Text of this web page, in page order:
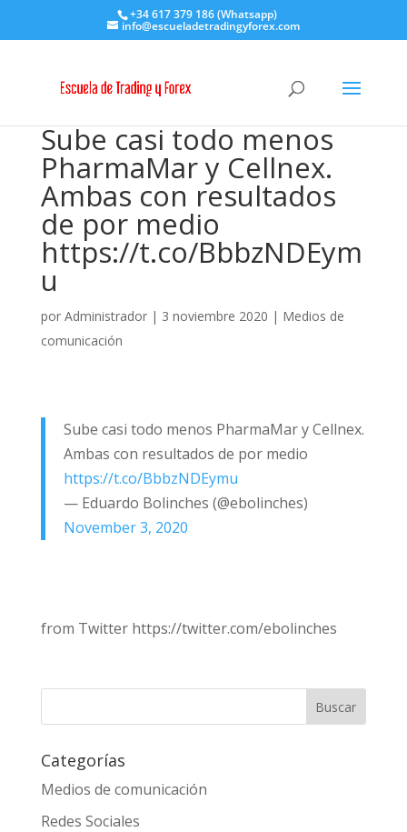
+34 617 379 186 (Whatsapp)
info@escueladetradingyforex.com
Sube casi todo menos
PharmaMar y Cellnex.
Ambas con resultados
de por medio
https://t.co/BbbzNDEym
u
por Administrador| 3 noviembre 2020 | Medios de
comunicación
Sube casi todo menos PharmaMar y Cellnex.
Ambas con resultados de por medio
https://t.co/BbbzNDEymu
— Eduardo Bolinches (@ebolinches)
November 3, 2020
from Twitter https://twitter.com/ebolinches
Categorías
Medios de comunicación
Redes Sociales